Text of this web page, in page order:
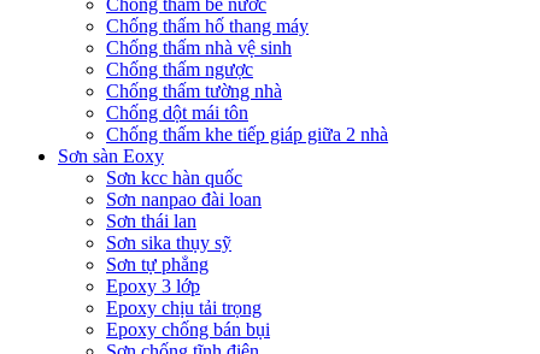
Chống thấm bể nước
Chống thấm hố thang máy
Chống thấm nhà vệ sinh
Chống thấm ngược
Chống thấm tường nhà
Chống dột mái tôn
Chống thấm khe tiếp giáp giữa 2 nhà
Sơn sàn Eoxy
Sơn kcc hàn quốc
Sơn nanpao đài loan
Sơn thái lan
Sơn sika thụy sỹ
Sơn tự phẳng
Epoxy 3 lớp
Epoxy chịu tải trọng
Epoxy chống bán bụi